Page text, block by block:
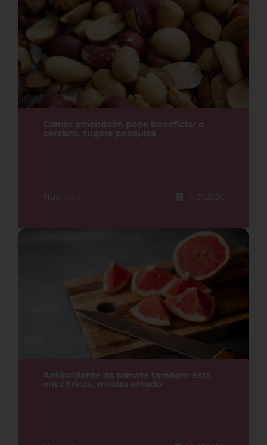
Comer amendoim pode beneficiar o
cérebro, sugere pesquisa
Nutrição 14.07.2026
Antioxidante do tomate também está
em cítricas, mostra estudo